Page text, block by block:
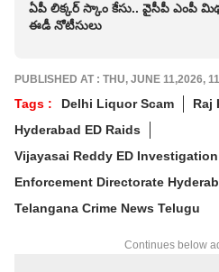
ఏపీ లిక్కర్ స్కాం కేసు.. వైసీపీ ఎంపీ
ఈడీ నోటీసులు
PUBLISHED AT : THU, JUNE 11,2026,
Tags : Delhi Liquor Scam
Raj
Hyderabad ED Raids
Vijayasai Reddy ED Investigation
Enforcement Directorate
Telangana Crime News Telugu
Continues below